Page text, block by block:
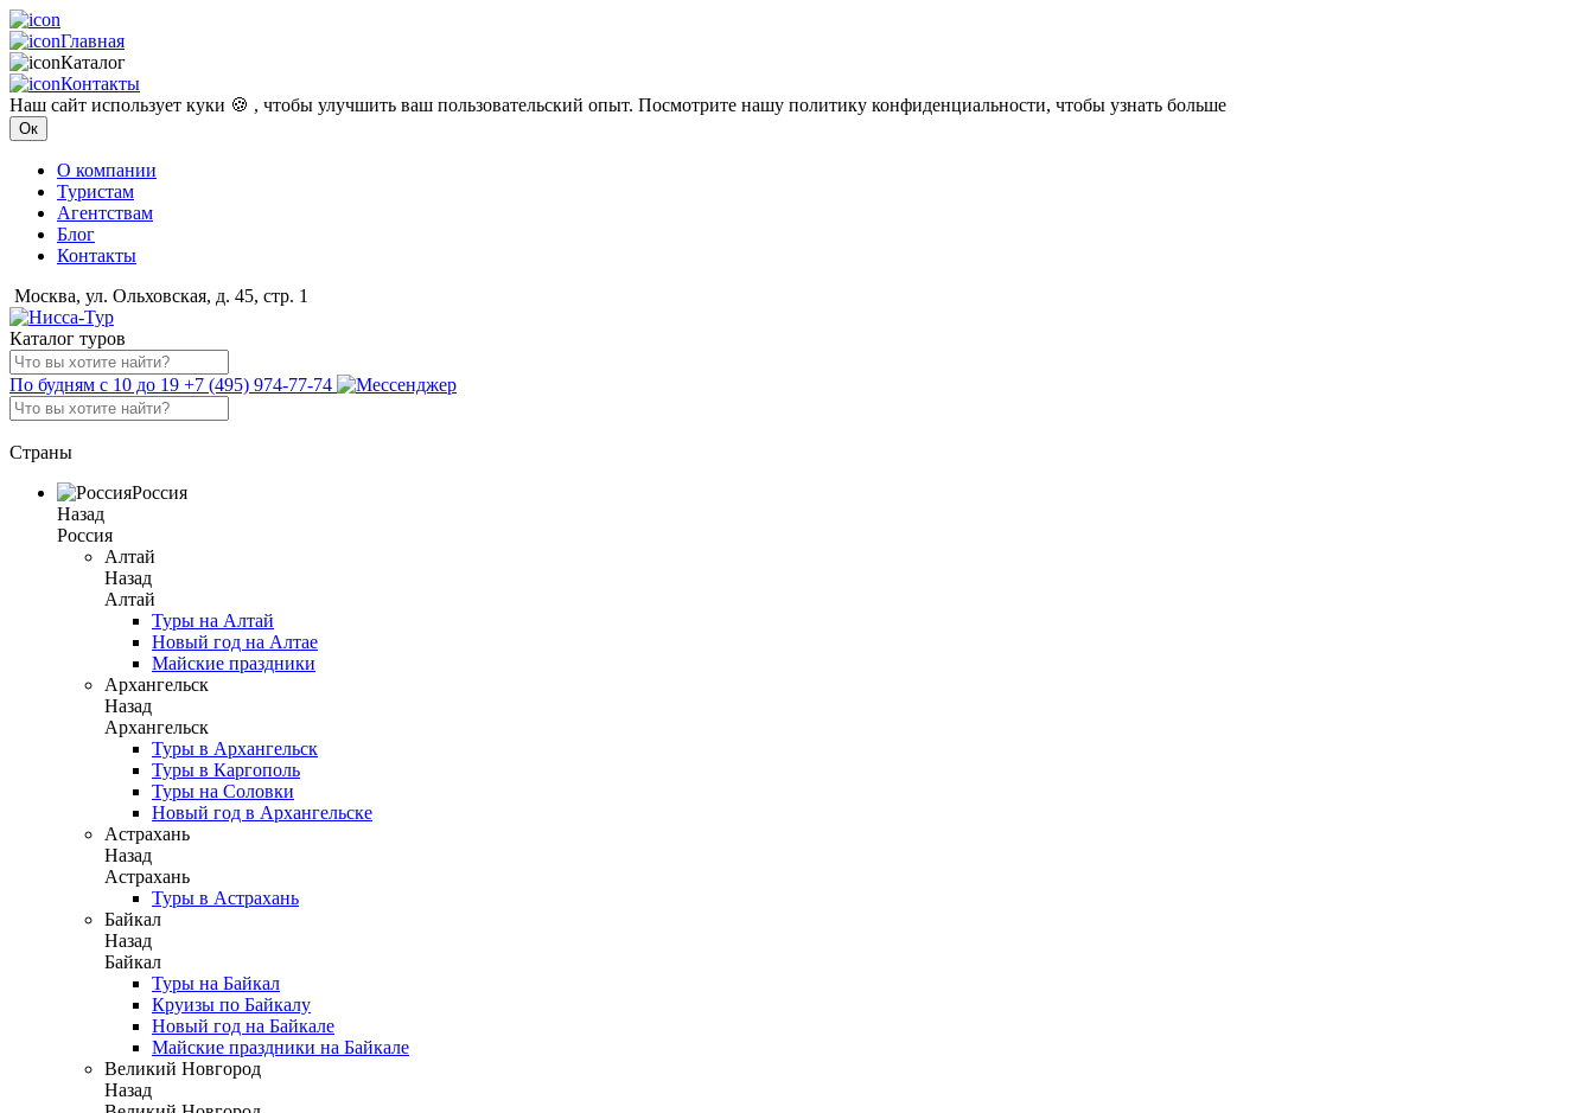
Главная
Каталог
Контакты
Наш сайт использует куки 🍪 , чтобы улучшить ваш пользовательский опыт. Посмотрите нашу политику конфиденциальности, чтобы узнать больше
Ок
О компании
Туристам
Агентствам
Блог
Контакты
Москва, ул. Ольховская, д. 45, стр. 1
Каталог туров
По будням с 10 до 19 +7 (495) 974-77-74
Страны
Россия
Назад
Россия
Алтай
Назад
Алтай
Туры на Алтай
Новый год на Алтае
Майские праздники
Архангельск
Назад
Архангельск
Туры в Архангельск
Туры в Каргополь
Туры на Соловки
Новый год в Архангельске
Астрахань
Назад
Астрахань
Туры в Астрахань
Байкал
Назад
Байкал
Туры на Байкал
Круизы по Байкалу
Новый год на Байкале
Майские праздники на Байкале
Великий Новгород
Назад